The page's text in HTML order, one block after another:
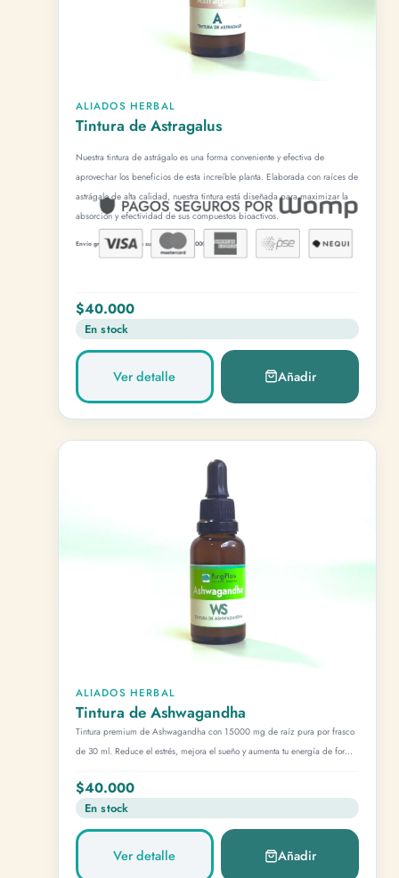
ALIADOS HERBAL
Tintura de Astragalus
Nuestra tintura de astrágalo es una forma conveniente y efectiva de
aprovechar los beneficios de esta increíble planta. Elaborada con raíces de
astrágalo de alta calidad, nuestra tintura está diseñada para maximizar la
absorción y efectividad de sus compuestos bioactivos.
Envío gratis en compras superiores a $80.000.
$40.000
En stock
Ver detalle Añadir
ALIADOS HERBAL
Tintura de Ashwagandha
Tintura premium de Ashwagandha con 15000 mg de raíz pura por frasco
de 30 ml. Reduce el estrés, mejora el sueño y aumenta tu energía de forma
excipientes. Hecho en Colombia.
$40.000
En stock
Ver detalle Añadir